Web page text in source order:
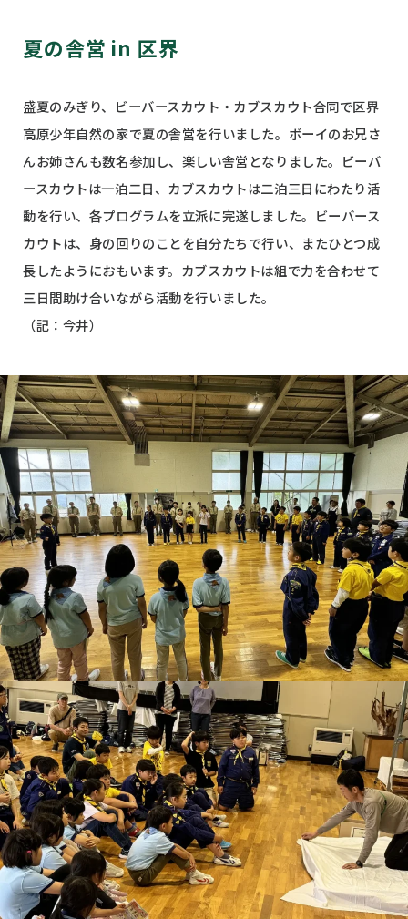
夏の舎営 in 区界
盛夏のみぎり、ビーバースカウト・カブスカウト合同で区界
高原少年自然の家で夏の舎営を行いました。ボーイのお兄さ
んお姉さんも数名参加し、楽しい舎営となりました。ビーバ
ースカウトは一泊二日、カブスカウトは二泊三日にわたり活
動を行い、各プログラムを立派に完遂しました。ビーバース
カウトは、身の回りのことを自分たちで行い、またひとつ成
長したようにおもいます。カブスカウトは組で力を合わせて
三日間助け合いながら活動を行いました。
（記：今井）